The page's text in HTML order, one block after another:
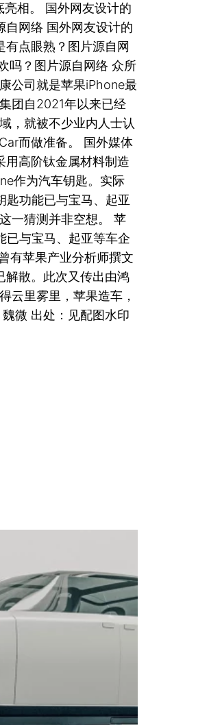
相。 国外网友设计的
自网络 国外网友设计的
点眼熟？图片源自网
吗？图片源自网络 众所
公司就是苹果iPhone最
团自2021年以来已经
，就被不少业内人士认
而做准备。 国外媒体
高阶钛金属材料制造
作为汽车钥匙。实际
匙功能已与宝马、起亚
一猜测并非空想。 苹
已与宝马、起亚等车企
有苹果产业分析师撰文
解散。此次又传出由鸿
云里雾里，苹果造车，
微 出处：见配图水印